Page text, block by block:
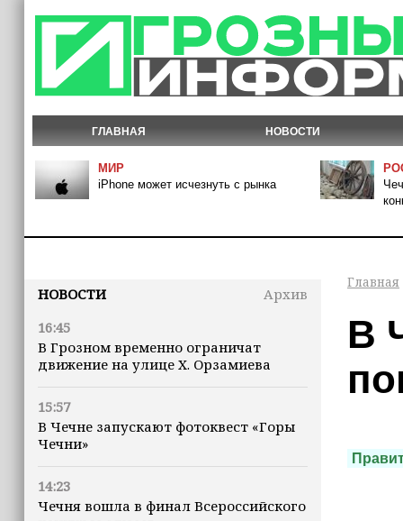
ГЛАВНАЯ НОВОСТИ
МИР
iPhone может исчезнуть с рынка
НОВОСТИ
Архив
16:45
В Грозном временно ограничат
движение на улице Х. Орзамиева
15:57
В Чечне запускают фотоквест «Горы
Чечни»
14:23
Чечня вошла в финал Всероссийского
Главная
В